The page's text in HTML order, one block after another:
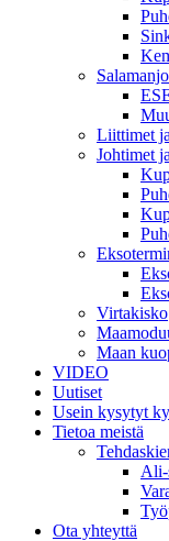
Liittimet
Johtimet
Virtakisko
Maan
VIDEO
Uutiset
Usein kysytyt
Tietoa meistä
Ali-
Ota yhteyttä